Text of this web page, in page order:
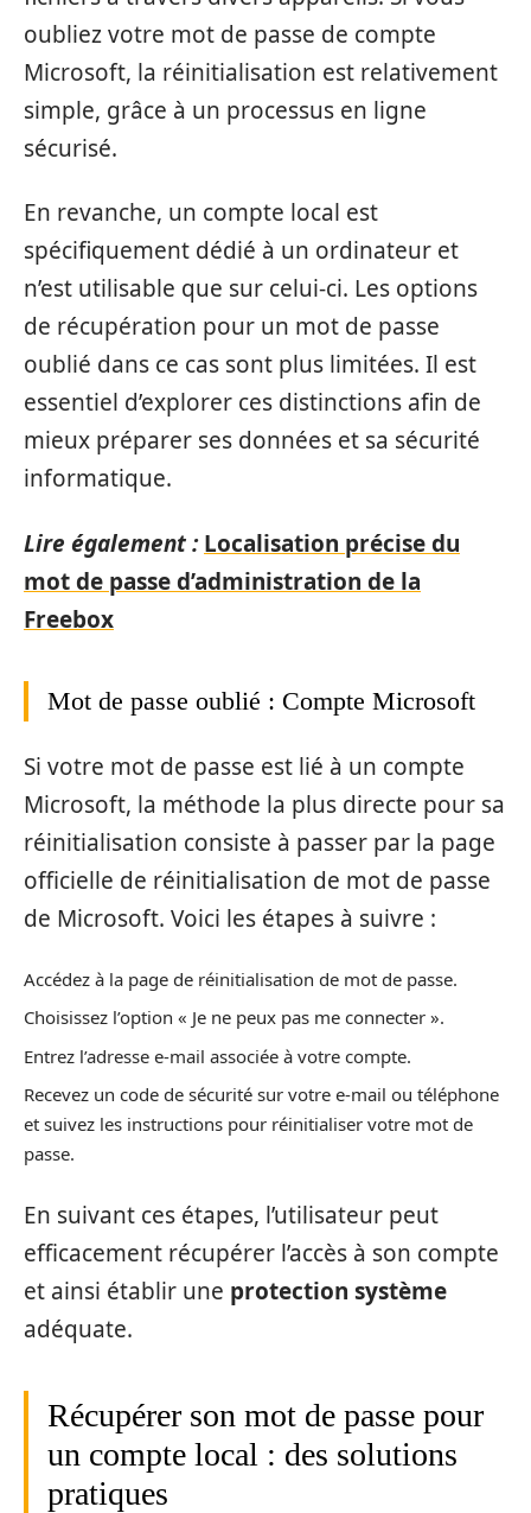
oubliez votre mot de passe de compte
Microsoft, la réinitialisation est relativement
simple, grâce à un processus en ligne
sécurisé.
En revanche, un compte local est
spécifiquement dédié à un ordinateur et
n’est utilisable que sur celui-ci. Les options
de récupération pour un mot de passe
oublié dans ce cas sont plus limitées. Il est
essentiel d’explorer ces distinctions afin de
mieux préparer ses données et sa sécurité
informatique.
Lire également : Localisation précise du
mot de passe d’administration de la
Freebox
Mot de passe oublié : Compte Microsoft
Si votre mot de passe est lié à un compte
Microsoft, la méthode la plus directe pour sa
réinitialisation consiste à passer par la page
officielle de réinitialisation de mot de passe
de Microsoft. Voici les étapes à suivre :
Accédez à la page de réinitialisation de mot de passe.
Choisissez l’option « Je ne peux pas me connecter ».
Entrez l’adresse e-mail associée à votre compte.
Recevez un code de sécurité sur votre e-mail ou téléphone
et suivez les instructions pour réinitialiser votre mot de
passe.
En suivant ces étapes, l’utilisateur peut
efficacement récupérer l’accès à son compte
et ainsi établir une protection système
adéquate.
Récupérer son mot de passe pour
un compte local : des solutions
pratiques